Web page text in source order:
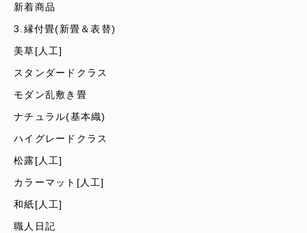
新着商品
3.縁付畳(新畳＆表替)
美草[人工]
スタンダードクラス
モダン乱敷き畳
ナチュラル(基本織)
ハイグレードクラス
松露[人工]
カラーマット[人工]
和紙[人工]
職人日記